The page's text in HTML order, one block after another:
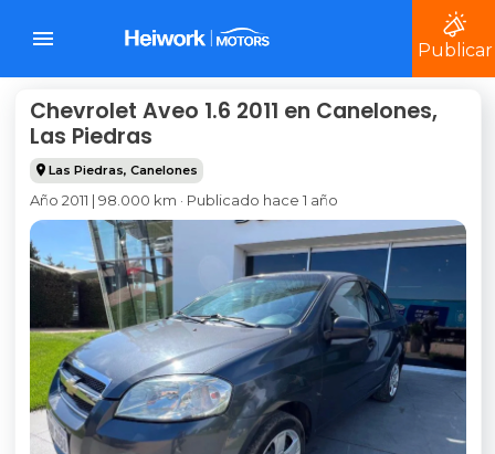
Publicar
Chevrolet Aveo 1.6 2011 en Canelones,
Las Piedras
Las Piedras, Canelones
Año 2011 | 98.000 km · Publicado hace 1 año